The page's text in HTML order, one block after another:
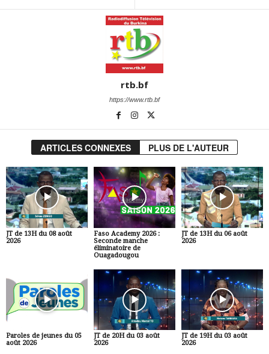
rtb.bf
https://www.rtb.bf
ARTICLES CONNEXES PLUS DE L'AUTEUR
JT de 13H du 08 août
2026
Faso Academy 2026 :
Seconde manche
éliminatoire de
Ouagadougou
JT de 13H du 06 août
2026
Paroles de jeunes du 05
août 2026
JT de 20H du 03 août
2026
JT de 19H du 03 août
2026